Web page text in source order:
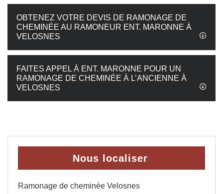
OBTENEZ VOTRE DEVIS DE RAMONAGE DE
CHEMINÉE AU RAMONEUR ENT. MARONNE À
VELOSNES
FAITES APPEL À ENT. MARONNE POUR UN
RAMONAGE DE CHEMINÉE À L’ANCIENNE À
VELOSNES
Nous localiser
Ramonage de cheminée Velosnes